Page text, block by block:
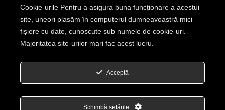
Contact
Splaiul Unirii, Nr 160, Sector 4, Bucuresti, Romania
Telefon: +40 0722 156 550
Email: office@seniortex.ro
Cookie-urile Pentru a asigura buna funcționare a acestui
site, uneori plasăm în computerul dumneavoastră mici
fișiere cu date, cunoscute sub numele de cookie-uri.
Majoritatea site-urilor mari fac acest lucru.
Acceptă
Schimbă setările